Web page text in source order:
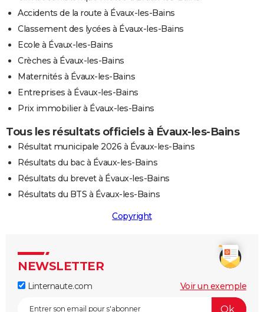
Accidents de la route à Évaux-les-Bains
Classement des lycées à Évaux-les-Bains
Ecole à Évaux-les-Bains
Crèches à Évaux-les-Bains
Maternités à Évaux-les-Bains
Entreprises à Évaux-les-Bains
Prix immobilier à Évaux-les-Bains
Tous les résultats officiels à Évaux-les-Bains
Résultat municipale 2026 à Évaux-les-Bains
Résultats du bac à Évaux-les-Bains
Résultats du brevet à Évaux-les-Bains
Résultats du BTS à Évaux-les-Bains
Copyright
NEWSLETTER
Linternaute.com Voir un exemple